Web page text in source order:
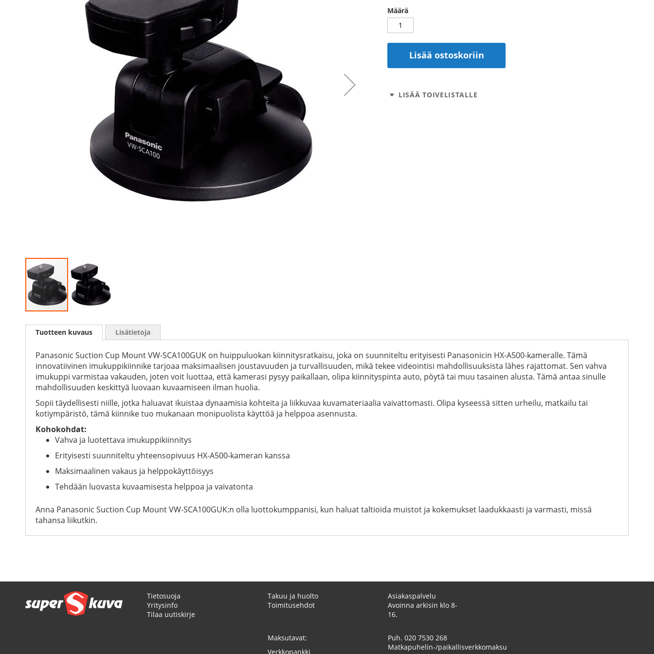
Määrä
Lisää ostoskoriin
LISÄÄ TOIVELISTALLE
to
images
gallery
Tuotteen kuvaus
Panasonic Suction Cup Mount VW-SCA100GUK on huippuluokan kiinnitysratkaisu, joka on suunniteltu erityisesti Panasonicin HX-A500-kameralle. Tämä
innovatiivinen imukuppikiinnike tarjoaa maksimaalisen joustavuuden ja turvallisuuden, mikä tekee videointisi mahdollisuuksista lähes rajattomat. Sen vahva
imukuppi varmistaa vakauden, joten voit luottaa, että kamerasi pysyy paikallaan, olipa kiinnityspinta auto, pöytä tai muu tasainen alusta. Tämä antaa sinulle
mahdollisuuden keskittyä luovaan kuvaamiseen ilman huolia.
Sopii täydellisesti niille, jotka haluavat ikuistaa dynaamisia kohteita ja liikkuvaa kuvamateriaalia vaivattomasti. Olipa kyseessä sitten urheilu, matkailu tai
kotiympäristö, tämä kiinnike tuo mukanaan monipuolista käyttöä ja helppoa asennusta.
Kohokohdat:
Vahva ja luotettava imukuppikiinnitys
Erityisesti suunniteltu yhteensopivuus HX-A500-kameran kanssa
Maksimaalinen vakaus ja helppokäyttöisyys
Tehdään luovasta kuvaamisesta helppoa ja vaivatonta
Anna Panasonic Suction Cup Mount VW-SCA100GUK:n olla luottokumppanisi, kun haluat taltioida muistot ja kokemukset laadukkaasti ja varmasti, missä
tahansa liikutkin.
Lisätietoja
Tietosuoja
Yritysinfo
Tilaa uutiskirje
Takuu ja huolto
Toimitusehdot
Maksutavat:
Verkkopankki
Asiakaspalvelu
Avoinna arkisin klo 8-
16.
Puh. 020 7530 268
Matkapuhelin-/paikallisverkkomaksu